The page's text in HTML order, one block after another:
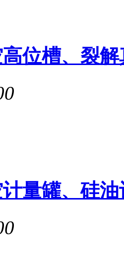
位槽、裂解
量罐、硅油